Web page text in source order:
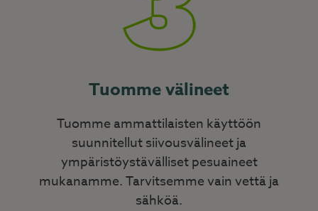
Tuomme välineet
Tuomme ammattilaisten käyttöön
suunnitellut siivousvälineet ja
ympäristöystävälliset pesuaineet
mukanamme. Tarvitsemme vain vettä ja
sähköä.